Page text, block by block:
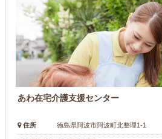
あわ在宅介護支援センター
住所 徳島県阿波市阿波町北整理1-1